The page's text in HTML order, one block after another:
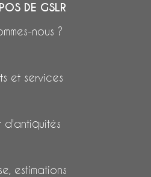
DE GSLR
nous ?
et services
d'antiquités
estimations